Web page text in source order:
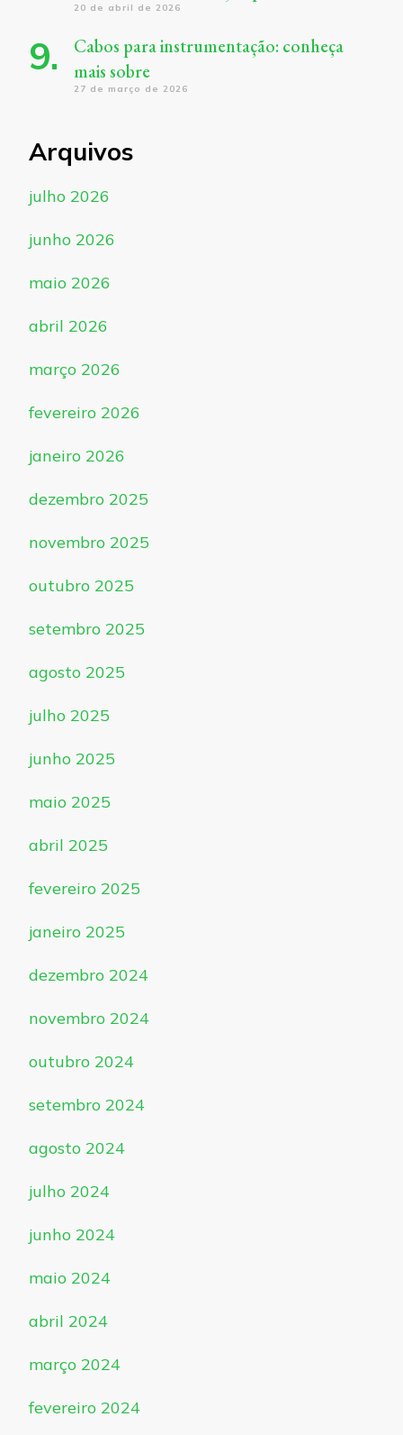
20 de abril de 2026
Cabos para instrumentação: conheça
mais sobre
27 de março de 2026
Arquivos
julho 2026
junho 2026
maio 2026
abril 2026
março 2026
fevereiro 2026
janeiro 2026
dezembro 2025
novembro 2025
outubro 2025
setembro 2025
agosto 2025
julho 2025
junho 2025
maio 2025
abril 2025
fevereiro 2025
janeiro 2025
dezembro 2024
novembro 2024
outubro 2024
setembro 2024
agosto 2024
julho 2024
junho 2024
maio 2024
abril 2024
março 2024
fevereiro 2024